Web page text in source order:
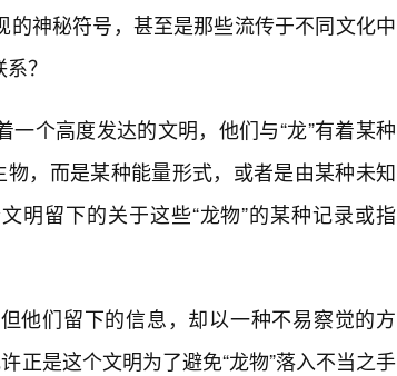
神秘符号，甚至是那些流传于不同文化中
？
个高度发达的文明，他们与“龙”有着某种
，而是某种能量形式，或者是由某种未知
明留下的关于这些“龙物”的某种记录或指
他们留下的信息，却以一种不易察觉的方
正是这个文明为了避免“龙物”落入不当之手